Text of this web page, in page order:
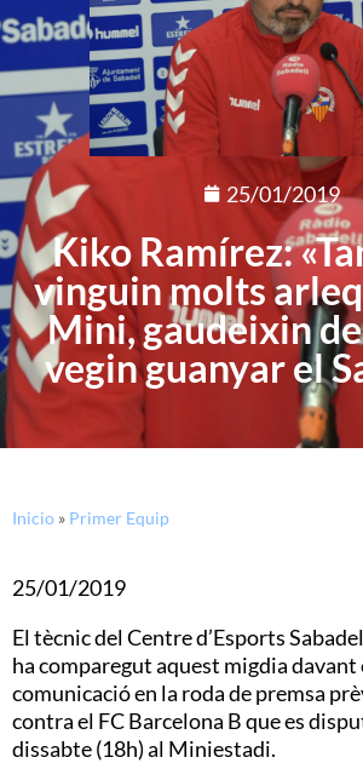
25/01/2019
Kiko Ramírez:
vinguin molts
Mini, gaudeixin
vegin guanyar el
Inicio » Primer Equip
25/01/2019
El tècnic del Centre d’Esports
ha comparegut aquest migdia
comunicació en la roda de premsa
contra el FC Barcelona B que es
dissabte (18h) al Miniestadi.